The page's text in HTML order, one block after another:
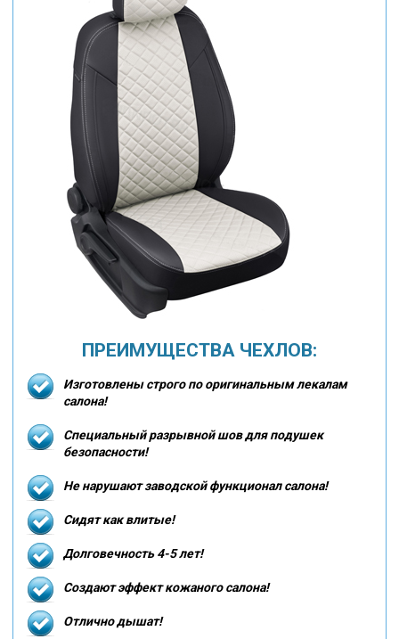
ПРЕИМУЩЕСТВА ЧЕХЛОВ:
Изготовлены строго по оригинальным лекалам
салона!
Специальный разрывной шов для подушек
безопасности!
Не нарушают заводской функционал салона!
Сидят как влитые!
Долговечность 4-5 лет!
Создают эффект кожаного салона!
Отлично дышат!